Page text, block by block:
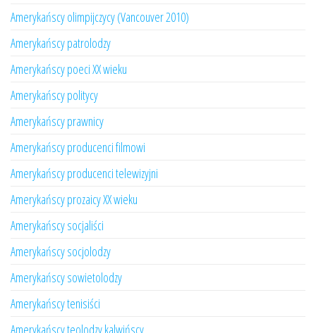
Amerykańscy olimpijczycy (Vancouver 2010)
Amerykańscy patrolodzy
Amerykańscy poeci XX wieku
Amerykańscy politycy
Amerykańscy prawnicy
Amerykańscy producenci filmowi
Amerykańscy producenci telewizyjni
Amerykańscy prozaicy XX wieku
Amerykańscy socjaliści
Amerykańscy socjolodzy
Amerykańscy sowietolodzy
Amerykańscy tenisiści
Amerykańscy teolodzy kalwińscy